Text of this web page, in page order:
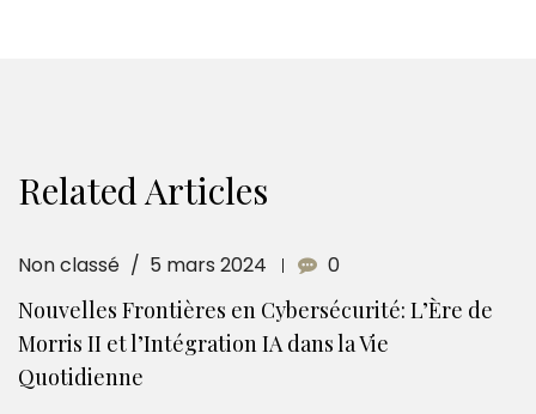
Related Articles
Non classé 5 mars 2024 0
Nouvelles Frontières en Cybersécurité: L’Ère de
Morris II et l’Intégration IA dans la Vie
Quotidienne